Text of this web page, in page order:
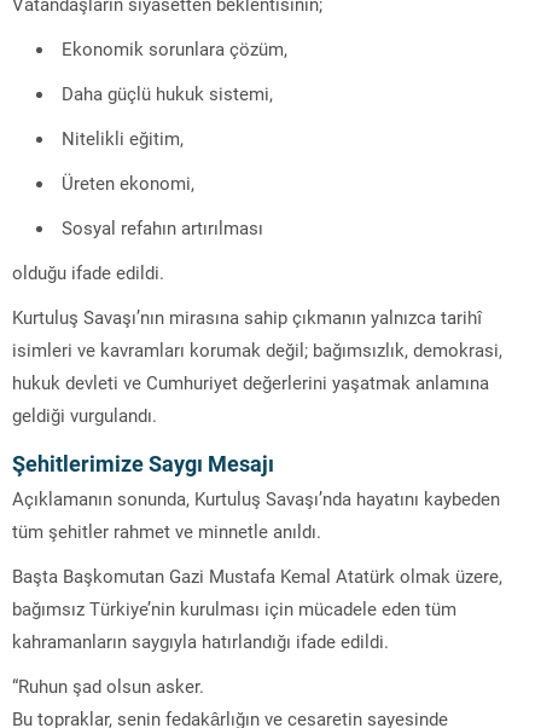
Ekonomik sorunlara çözüm,
Daha güçlü hukuk sistemi,
Nitelikli eğitim,
Üreten ekonomi,
Sosyal refahın artırılması
olduğu ifade edildi.
Kurtuluş Savaşı’nın mirasına sahip çıkmanın yalnızca tarihî
isimleri ve kavramları korumak değil; bağımsızlık, demokrasi,
hukuk devleti ve Cumhuriyet değerlerini yaşatmak anlamına
geldiği vurgulandı.
Şehitlerimize Saygı Mesajı
Açıklamanın sonunda, Kurtuluş Savaşı’nda hayatını kaybeden
tüm şehitler rahmet ve minnetle anıldı.
Başta Başkomutan Gazi Mustafa Kemal Atatürk olmak üzere,
bağımsız Türkiye’nin kurulması için mücadele eden tüm
kahramanların saygıyla hatırlandığı ifade edildi.
“Ruhun şad olsun asker.
Bu topraklar, senin fedakârlığın ve cesaretin sayesinde